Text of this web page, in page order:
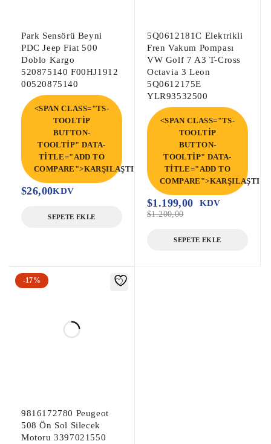
Park Sensörü Beyni
PDC Jeep Fiat 500
Doblo Kargo
520875140 F00HJ1912
00520875140
<SPAN CLASS="TS-
TOOLTIP
BUTTON-
TOOLTIP" DATA-
TITLE="ADD TO
COMPARE">KARŞILAŞTIR</SPAN>
$26,00KDV
SEPETE EKLE
5Q0612181C Elektrikli
Fren Vakum Pompası
VW Golf 7 A3 T-Cross
Octavia 3 Leon
5Q0612175E
YLR93532500
<SPAN CLASS="TS-
TOOLTIP
BUTTON-
TOOLTIP" DATA-
TITLE="ADD TO
$1.200,00
$1.199,00 KDV
SEPETE EKLE
-17%
9816172780 Peugeot
508 Ön Sol Silecek
Motoru 3397021550